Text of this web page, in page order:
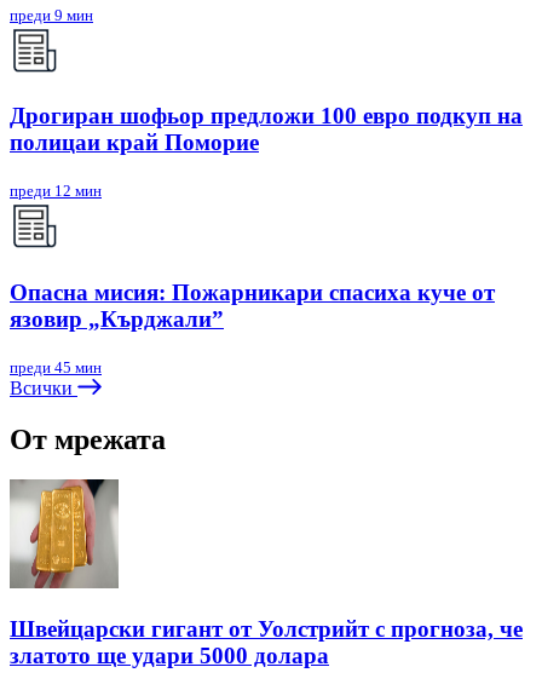
преди 9 мин
Дрогиран шофьор предложи 100 евро подкуп на
полицаи край Поморие
преди 12 мин
Опасна мисия: Пожарникари спасиха куче от
язовир „Кърджали”
преди 45 мин
Всички
От мрежата
Швейцарски гигант от Уолстрийт с прогноза, че
златото ще удари 5000 долара